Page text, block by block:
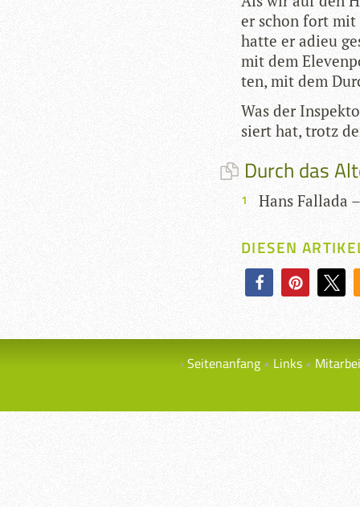
er schon fort mit
hatte er adieu
mit dem
ten, mit dem
Was der
siert hat, trotz
Durch das
Hans Fallada
DIESEN
Seitenanfang Links